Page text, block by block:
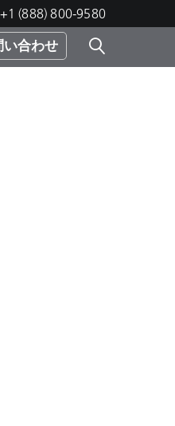
+1 (888) 800-9580
い合わせ